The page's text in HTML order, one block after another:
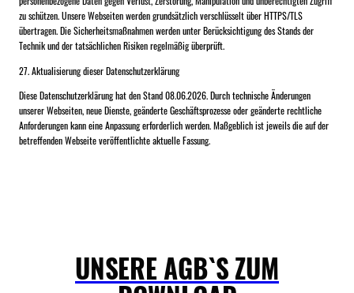
zu schützen. Unsere Webseiten werden grundsätzlich verschlüsselt über HTTPS/TLS
übertragen. Die Sicherheitsmaßnahmen werden unter Berücksichtigung des Stands der
Technik und der tatsächlichen Risiken regelmäßig überprüft.
27. Aktualisierung dieser Datenschutzerklärung
Diese Datenschutzerklärung hat den Stand 08.06.2026. Durch technische Änderungen
unserer Webseiten, neue Dienste, geänderte Geschäftsprozesse oder geänderte rechtliche
Anforderungen kann eine Anpassung erforderlich werden. Maßgeblich ist jeweils die auf der
betreffenden Webseite veröffentlichte aktuelle Fassung.
UNSERE AGB`S ZUM